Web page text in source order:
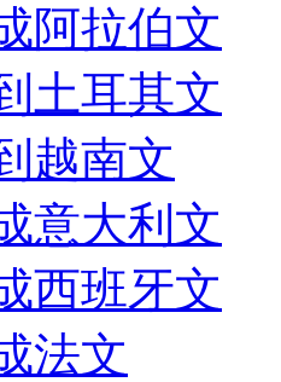
阿拉伯文
土耳其文
越南文
意大利文
西班牙文
法文